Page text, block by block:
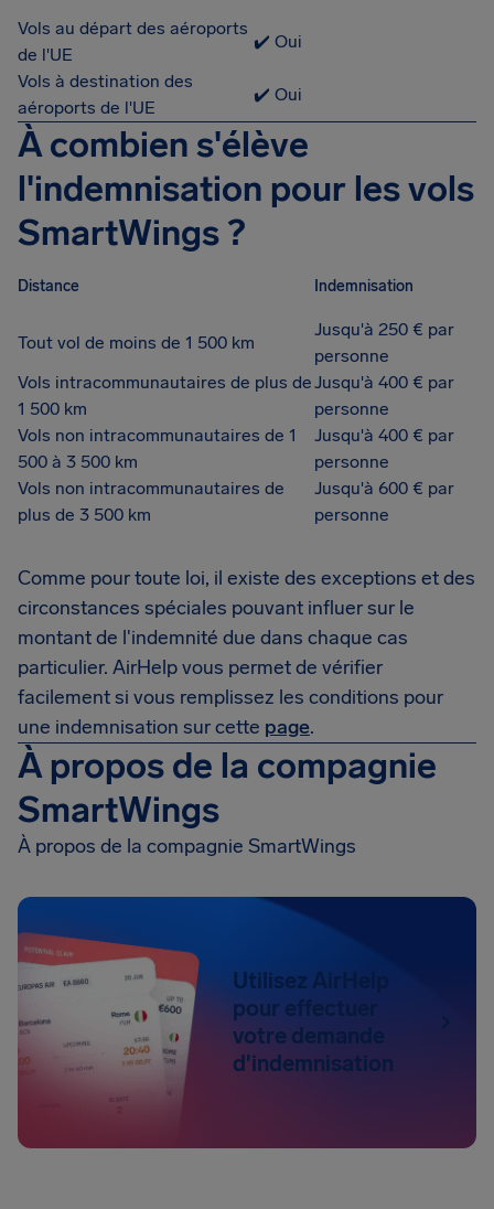
Vols au départ des aéroports
de l'UE
✔️ Oui
Vols à destination des
aéroports de l'UE
✔️ Oui
À combien s'élève
l'indemnisation pour les vols
SmartWings ?
Distance Indemnisation
Tout vol de moins de 1 500 km
Jusqu'à 250 € par
personne
Vols intracommunautaires de plus de
1 500 km
Jusqu'à 400 € par
personne
Vols non intracommunautaires de 1
500 à 3 500 km
Jusqu'à 400 € par
personne
Vols non intracommunautaires de
plus de 3 500 km
Jusqu'à 600 € par
personne
Comme pour toute loi, il existe des exceptions et des
circonstances spéciales pouvant influer sur le
montant de l'indemnité due dans chaque cas
particulier. AirHelp vous permet de vérifier
facilement si vous remplissez les conditions pour
une indemnisation sur cette page.
À propos de la compagnie
SmartWings
À propos de la compagnie SmartWings
Utilisez AirHelp
pour effectuer
votre demande
d'indemnisation